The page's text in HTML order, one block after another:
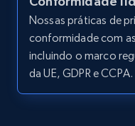
LinkedIn posts -
URL
URL, ID, User id,
Nossas práticas de
conformidade com
incluindo o marco
da UE, GDPR e CCPA.